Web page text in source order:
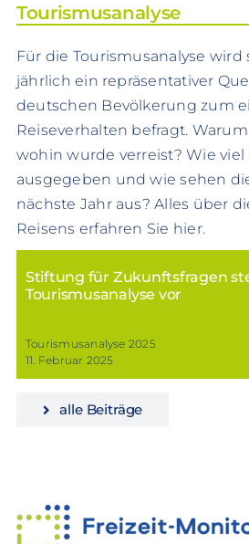
Tourismusanalyse
Für die Tourismusanalyse
jährlich ein repräsentativer
deutschen Bevölkerung zum
Reiseverhalten befragt.
wohin wurde verreist? Wie viel
ausgegeben und wie sehen
nächste Jahr aus? Alles über
Reisens erfahren Sie hier.
Stiftung für Zukunftsfragen
Tourismusanalyse vor
Tourismusanalyse 2025
11. Februar 2025
alle Beiträge